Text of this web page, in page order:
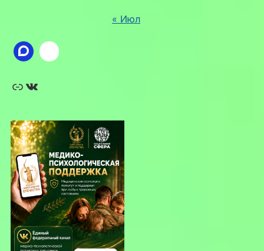
« Июл
Ссылка